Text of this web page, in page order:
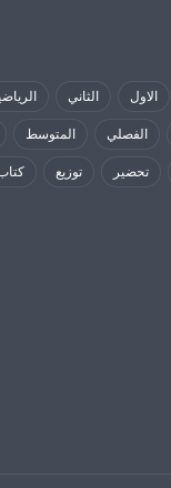
الاول الثاني
الفصلي المتوسط
تحضير توزيع